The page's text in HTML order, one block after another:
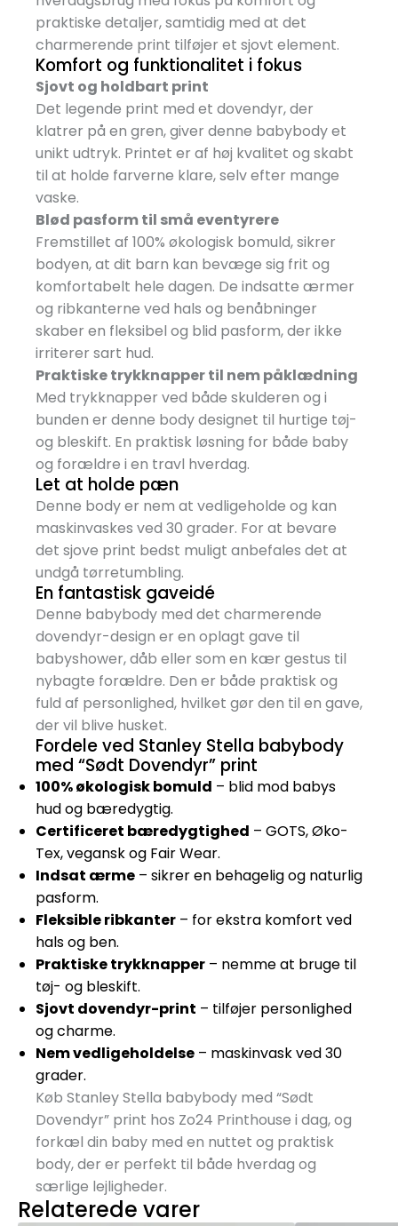
praktiske detaljer, samtidig med at det
charmerende print tilføjer et sjovt element.
Komfort og funktionalitet i fokus
Sjovt og holdbart print
Det legende print med et dovendyr, der
klatrer på en gren, giver denne babybody et
unikt udtryk. Printet er af høj kvalitet og skabt
til at holde farverne klare, selv efter mange
vaske.
Blød pasform til små eventyrere
Fremstillet af 100% økologisk bomuld, sikrer
bodyen, at dit barn kan bevæge sig frit og
komfortabelt hele dagen. De indsatte ærmer
og ribkanterne ved hals og benåbninger
skaber en fleksibel og blid pasform, der ikke
irriterer sart hud.
Praktiske trykknapper til nem påklædning
Med trykknapper ved både skulderen og i
bunden er denne body designet til hurtige tøj-
og bleskift. En praktisk løsning for både baby
og forældre i en travl hverdag.
Let at holde pæn
Denne body er nem at vedligeholde og kan
maskinvaskes ved 30 grader. For at bevare
det sjove print bedst muligt anbefales det at
undgå tørretumbling.
En fantastisk gaveidé
Denne babybody med det charmerende
dovendyr-design er en oplagt gave til
babyshower, dåb eller som en kær gestus til
nybagte forældre. Den er både praktisk og
fuld af personlighed, hvilket gør den til en gave,
der vil blive husket.
Fordele ved Stanley Stella babybody
med “Sødt Dovendyr” print
100% økologisk bomuld – blid mod babys
hud og bæredygtig.
Certificeret bæredygtighed – GOTS, Øko-
Tex, vegansk og Fair Wear.
Indsat ærme – sikrer en behagelig og naturlig
pasform.
Fleksible ribkanter – for ekstra komfort ved
hals og ben.
Praktiske trykknapper – nemme at bruge til
tøj- og bleskift.
Sjovt dovendyr-print – tilføjer personlighed
og charme.
Nem vedligeholdelse – maskinvask ved 30
grader.
Køb Stanley Stella babybody med “Sødt
Dovendyr” print hos Zo24 Printhouse i dag, og
forkæl din baby med en nuttet og praktisk
body, der er perfekt til både hverdag og
særlige lejligheder.
Relaterede varer